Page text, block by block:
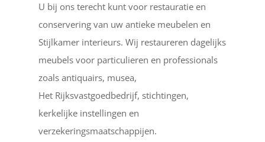
U bij ons terecht kunt voor restauratie en
conservering van uw antieke meubelen en
Stijlkamer interieurs. Wij restaureren dagelijks
meubels voor particulieren en professionals
zoals antiquairs, musea,
Het Rijksvastgoedbedrijf, stichtingen,
kerkelijke instellingen en
verzekeringsmaatschappijen.